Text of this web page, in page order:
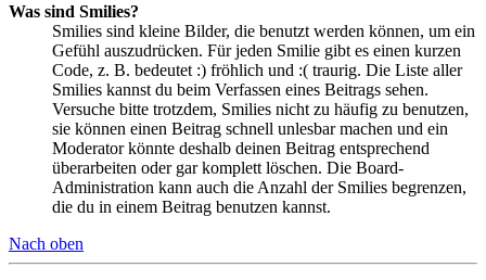
Was sind Smilies?
Smilies sind kleine Bilder, die benutzt werden können, um ein
Gefühl auszudrücken. Für jeden Smilie gibt es einen kurzen
Code, z. B. bedeutet :) fröhlich und :( traurig. Die Liste aller
Smilies kannst du beim Verfassen eines Beitrags sehen.
Versuche bitte trotzdem, Smilies nicht zu häufig zu benutzen,
sie können einen Beitrag schnell unlesbar machen und ein
Moderator könnte deshalb deinen Beitrag entsprechend
überarbeiten oder gar komplett löschen. Die Board-
Administration kann auch die Anzahl der Smilies begrenzen,
die du in einem Beitrag benutzen kannst.
Nach oben